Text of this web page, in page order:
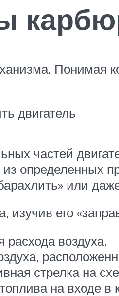
Понимая
двигатель
частей
определенных
или
его
воздуха.
стрелка на
на входе в